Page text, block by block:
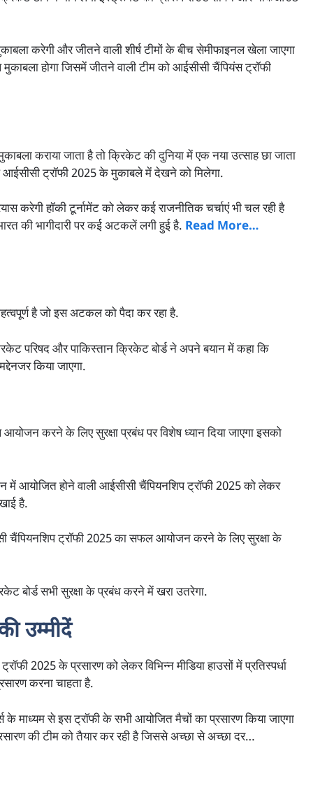
करेगी और जीतने वाली शीर्ष टीमों के बीच सेमीफाइनल खेला जाएगा
होगा जिसमें जीतने वाली टीम को आईसीसी चैंपियंस ट्रॉफी
कराया जाता है तो क्रिकेट की दुनिया में एक नया उत्साह छा जाता
आईसीसी ट्रॉफी 2025 के मुकाबले में देखने को मिलेगा.
करेगी हॉकी टूर्नामेंट को लेकर कई राजनीतिक चर्चाएं भी चल रही है
की भागीदारी पर कई अटकलें लगी हुई है. Read More…
है जो इस अटकल को पैदा कर रहा है.
परिषद और पाकिस्तान क्रिकेट बोर्ड ने अपने बयान में कहा कि
किया जाएगा.
करने के लिए सुरक्षा प्रबंध पर विशेष ध्यान दिया जाएगा इसको
में आयोजित होने वाली आईसीसी चैंपियनशिप ट्रॉफी 2025 को लेकर
है.
चैंपियनशिप ट्रॉफी 2025 का सफल आयोजन करने के लिए सुरक्षा के
बोर्ड सभी सुरक्षा के प्रबंध करने में खरा उतरेगा.
उम्मीदें
2025 के प्रसारण को लेकर विभिन्न मीडिया हाउसों में प्रतिस्पर्धा
करना चाहता है.
के माध्यम से इस ट्रॉफी के सभी आयोजित मैचों का प्रसारण किया जाएगा
की टीम को तैयार कर रही है जिससे अच्छा से अच्छा दर…